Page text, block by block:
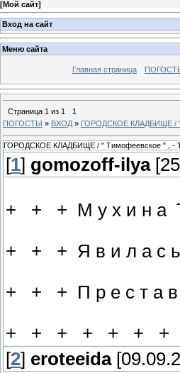
[Мой сайт]
Вход на сайт
Меню сайта
Главная страница
Страница 1 из 1
1
ПОГОСТЫ » ВХОД » ГОРОДСКОЕ КЛАДБИЩЕ / "
ГОРОДСКОЕ КЛАДБИЩЕ / " Тимофеевское " , -
[1] gomozoff-ilya
+ + + М у х и н а
+ + + Я в и л а с ь
+ + + П р е с т а в
+ + + + + +
[2] eroteeida